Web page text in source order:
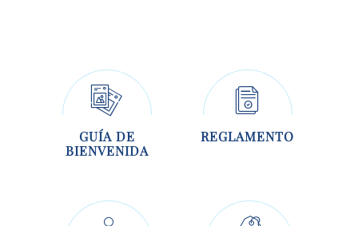
GUÍA DE
BIENVENIDA
REGLAMENTO